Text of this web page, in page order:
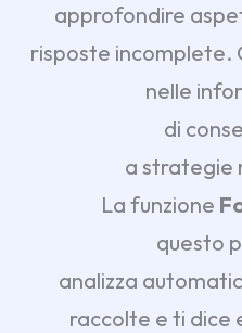
approfondire
risposte incomplete.
nelle
di
a strategie
La funzione
questo
analizza
raccolte e ti dice